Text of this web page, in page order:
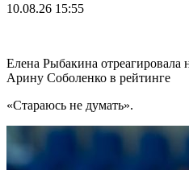
10.08.26 15:55
Елена Рыбакина отреагировала
Арину Соболенко в рейтинге
«Стараюсь не думать».